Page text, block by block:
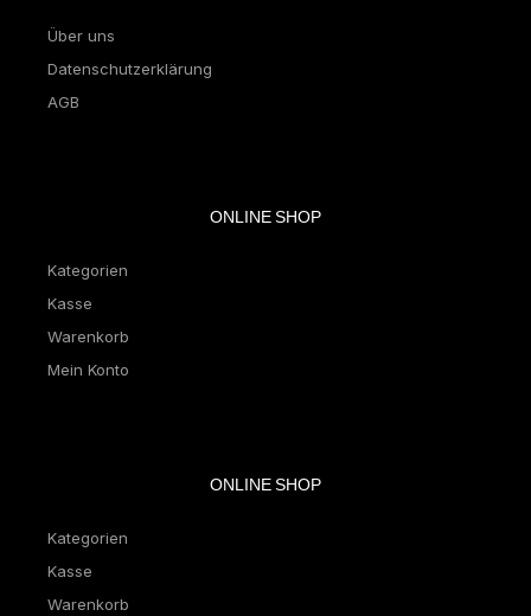
Über uns
Datenschutzerklärung
AGB
ONLINE SHOP
Kategorien
Kasse
Warenkorb
Mein Konto
ONLINE SHOP
Kategorien
Kasse
Warenkorb